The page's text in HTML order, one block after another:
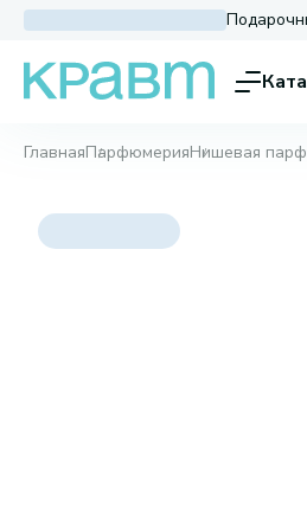
ГлавнаяПарфюмерияНишевая